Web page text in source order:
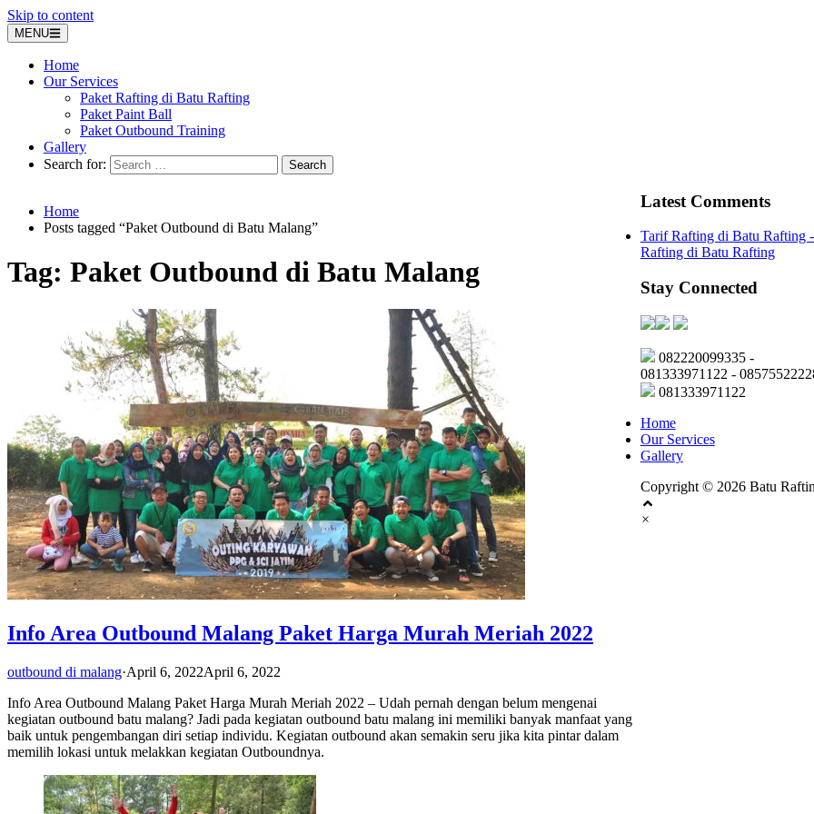
Skip to content
MENU
Home
Our Services
Paket Rafting di Batu Rafting
Paket Paint Ball
Paket Outbound Training
Gallery
Search for:
Home
Posts tagged “Paket Outbound di Batu Malang”
Tag: Paket Outbound di Batu Malang
Info Area Outbound Malang Paket Harga Murah Meriah 2022
outbound di malang·April 6, 2022April 6, 2022
Info Area Outbound Malang Paket Harga Murah Meriah 2022 – Udah pernah dengan belum mengenai
kegiatan outbound batu malang? Jadi pada kegiatan outbound batu malang ini memiliki banyak manfaat yang
baik untuk pengembangan diri setiap individu. Kegiatan outbound akan semakin seru jika kita pintar dalam
memilih lokasi untuk melakkan kegiatan Outboundnya.
Latest Comments
Tarif Rafting di Batu Rafting
Rafting di Batu Rafting
Stay Connected
082220099335 -
081333971122 -
081333971122
Home
Our Services
Gallery
Copyright © 2026 Batu
×